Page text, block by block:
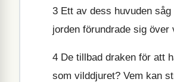
3 Ett av dess huvuden
jorden förundrade sig
4 De tillbad draken för att
som vilddjuret? Vem kan